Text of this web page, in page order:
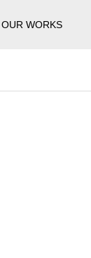
OUR WORKS